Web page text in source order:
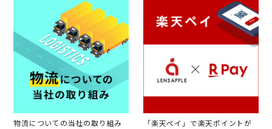
物流についての当社の取り組み
「楽天ペイ」で楽天ポイントが